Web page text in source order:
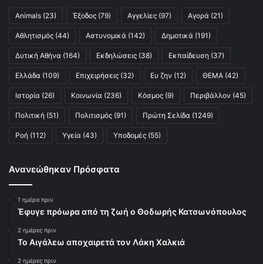
Animals (23) Έξοδος (79) Αγγελίες (97) Αγορά (21)
Αθλητισμός (44) Αστυνομικά (142) Δημοτικά (191)
Δυτική Αθήνα (164) Εκδηλώσεις (38) Εκπαίδευση (37)
Ελλάδα (109) Επιχειρήσεις (32) Ευ ζην (12) ΘΕΜΑ (42)
Ιστορία (26) Κοινωνία (236) Κόσμος (9) Περιβάλλον (45)
Πολιτική (51) Πολιτισμός (91) Πρώτη Σελίδα (1249)
Ροή (112) Υγεία (43) Υποδομές (55)
Ανανεώθηκαν Πρόσφατα
1 ημέρα πριν
Έφυγε πρόωρα από τη ζωή ο Θοδωρής Κατσωνόπουλος
2 ημέρες πριν
Το Αιγάλεω αποχαιρετά τον Λάκη Χαλκιά
2 ημέρες πριν